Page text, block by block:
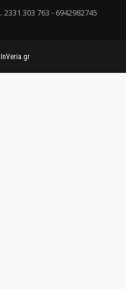
. 2331 303 763 - 6942982745
InVeria.gr